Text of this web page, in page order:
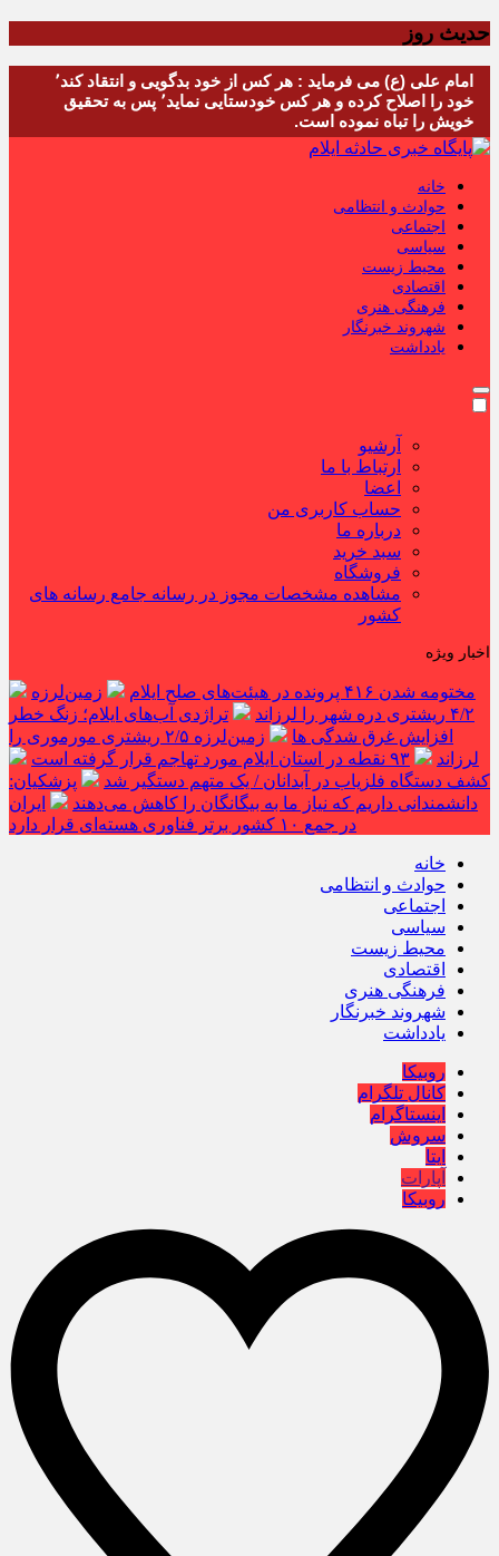
حدیث روز
امام علی (ع) می فرماید : هر کس از خود بدگویی و انتقاد کند٬
خود را اصلاح کرده و هر کس خودستایی نماید٬ پس به تحقیق
خویش را تباه نموده است.
خانه
حوادث و انتظامی
اجتماعی
سیاسی
محیط زیست
اقتصادی
فرهنگی هنری
شهروند خبرنگار
یادداشت
آرشیو
ارتباط با ما
اعضا
حساب کاربری من
درباره ما
سبد خرید
فروشگاه
مشاهده مشخصات مجوز در رسانه جامع رسانه های
کشور
اخبار ویژه
مختومه شدن ۴۱۶ پرونده در هیئت‌های صلح ایلام
زمین‌لرزه
۴/۲ ریشتری دره شهر را لرزاند
تراژدی آب‌های ایلام؛ زنگ خطر
افزایش غرق شدگی ها
زمین‌لرزه ۲/۵ ریشتری مورموری را
لرزاند
۹۳ نقطه در استان ایلام مورد تهاجم قرار گرفته است
کشف دستگاه فلزیاب در آبدانان / یک متهم دستگیر شد
پزشکیان:
دانشمندانی داریم که نیاز ما به بیگانگان را کاهش می‌دهند
ایران
در جمع ۱۰ کشور برتر فناوری هسته‌ای قرار دارد
خانه
حوادث و انتظامی
اجتماعی
سیاسی
محیط زیست
اقتصادی
فرهنگی هنری
شهروند خبرنگار
یادداشت
روبیکا
کانال تلگرام
اینستاگرام
سروش
ایتا
آپارات
روبیکا